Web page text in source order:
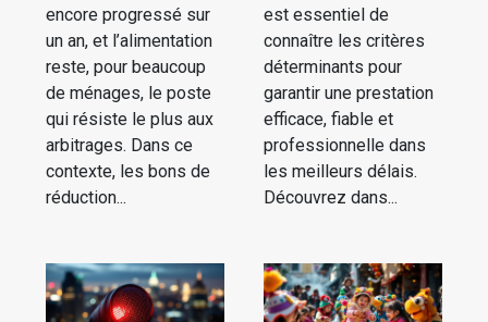
encore progressé sur
un an, et l’alimentation
reste, pour beaucoup
de ménages, le poste
qui résiste le plus aux
arbitrages. Dans ce
contexte, les bons de
réduction...
est essentiel de
connaître les critères
déterminants pour
garantir une prestation
efficace, fiable et
professionnelle dans
les meilleurs délais.
Découvrez dans...